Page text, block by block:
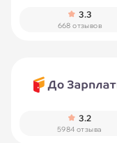
3.3
668 отзывов
3.2
5984 отзыва